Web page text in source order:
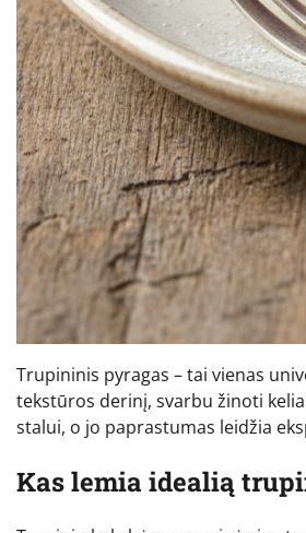
Trupininis pyragas – tai vienas
tekstūros derinį, svarbu žinoti
stalui, o jo paprastumas leidžia
Kas lemia idealią